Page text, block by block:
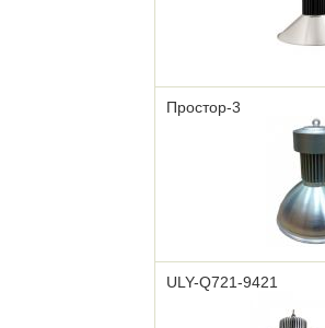
Простор-3
ULY-Q721-9421